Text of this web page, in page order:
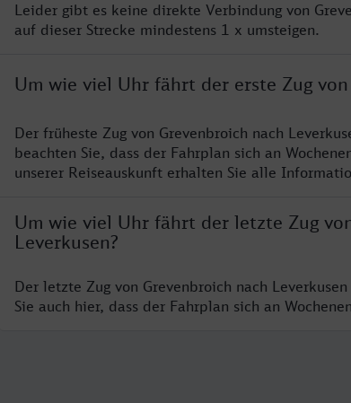
Leider gibt es keine direkte Verbindung von
auf dieser Strecke mindestens 1 x umsteigen.
Um wie viel Uhr fährt der erste Zug
Der früheste Zug von Grevenbroich nach
beachten Sie, dass der Fahrplan sich an
unserer Reiseauskunft erhalten Sie alle
Um wie viel Uhr fährt der letzte Zug
Leverkusen?
Der letzte Zug von Grevenbroich nach
Sie auch hier, dass der Fahrplan sich an